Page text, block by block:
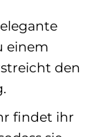
einem
den
findet ihr